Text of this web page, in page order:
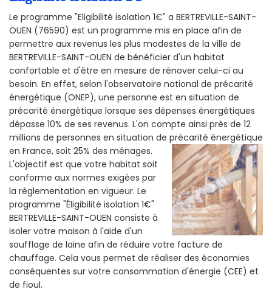
Le programme "Eligibilité isolation 1€" a BERTREVILLE-SAINT-
OUEN (76590) est un programme mis en place afin de
permettre aux revenus les plus modestes de la ville de
BERTREVILLE-SAINT-OUEN de bénéficier d'un habitat
confortable et d'être en mesure de rénover celui-ci au
besoin. En effet, selon l'observatoire national de précarité
énergétique (ONEP), une personne est en situation de
précarité énergétique lorsque ses dépenses énergétiques
dépasse 10% de ses revenus. L'on compte ainsi près de 12
millions de personnes en situation de précarité énergétique
en France, soit 25% des ménages.
L'objectif est que votre habitat soit
conforme aux normes exigées par
la réglementation en vigueur. Le
programme "Éligibilité isolation 1€"
BERTREVILLE-SAINT-OUEN consiste à
isoler votre maison à l'aide d'un
soufflage de laine afin de réduire votre facture de
chauffage. Cela vous permet de réaliser des économies
conséquentes sur votre consommation d'énergie (CEE) et
de fioul.